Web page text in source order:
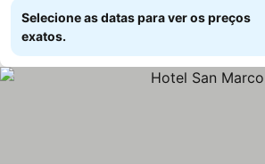
Selecione as datas para ver os preços
exatos.